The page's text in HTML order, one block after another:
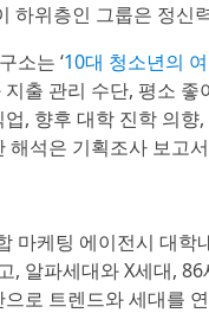
하위층인 그룹은 정신
소는 ‘10대 청소년의
출 관리 수단, 평소
, 향후 대학 진학 의
해석은 기획조사 보고
마케팅 에이전시 대
, 알파세대와 X세대,
로 트렌드와 세대를